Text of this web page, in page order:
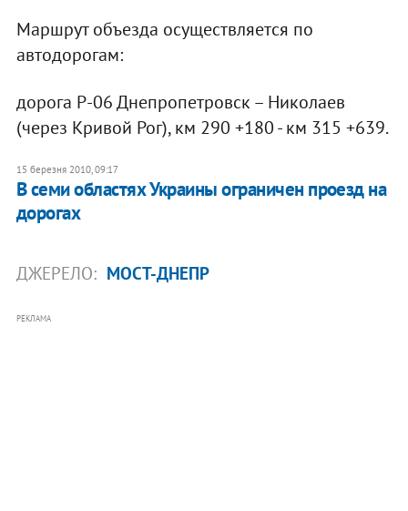
Маршрут объезда осуществляется по
автодорогам:
дорога Р-06 Днепропетровск – Николаев
(через Кривой Рог), км 290 +180 - км 315 +639.
15 березня 2010, 09:17
В семи областях Украины ограничен проезд на
дорогах
ДЖЕРЕЛО: МОСТ-ДНЕПР
РЕКЛАМА